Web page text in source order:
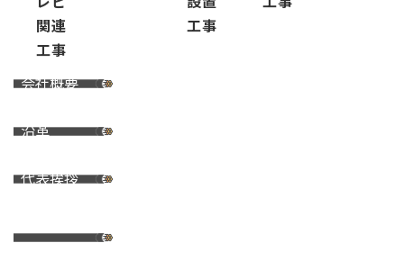
関連
工事
工事
会社概要
沿革
代表挨拶
要装備一覧